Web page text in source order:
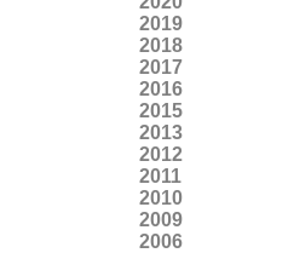
2019
2018
2017
2016
2015
2013
2012
2011
2010
2009
2006